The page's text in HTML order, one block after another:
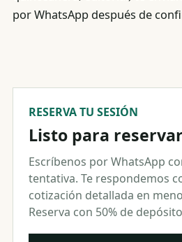
por WhatsApp después de
RESERVA TU SESIÓN
Listo para
Escríbenos por WhatsApp
tentativa. Te respondemos
cotización detallada en
Reserva con 50% de